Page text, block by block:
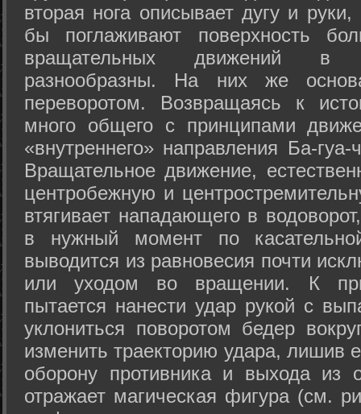
вторая нога описывает дугу и
бы поглаживают поверхность
вращательных движений в
разнообразны. На них же
переворотом. Возвращаясь к
много общего с принципами
«внутреннего» направления Ба-
Вращательное движение,
центробежную и
втягивает нападающего в
в нужный момент по
выводится из равновесия почти
или уходом во вращении. К
пытается нанести удар рукой с
уклониться поворотом бедер
изменить траекторию удара, лишив
оборону противника и выхода из
отражает магическая фигура (см.